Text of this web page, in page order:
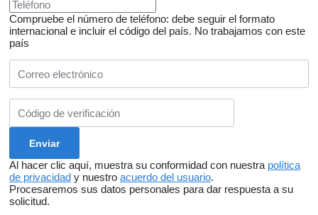
Compruebe el número de teléfono: debe seguir el formato
internacional e incluir el código del país. No trabajamos con este
país
Al hacer clic aquí, muestra su conformidad con nuestra política
de privacidad y nuestro acuerdo del usuario.
Procesaremos sus datos personales para dar respuesta a su
solicitud.